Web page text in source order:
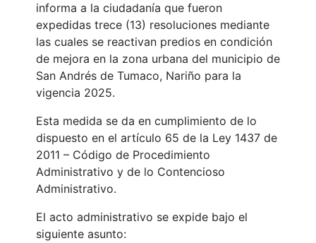
informa a la ciudadanía que fueron
expedidas trece (13) resoluciones mediante
las cuales se reactivan predios en condición
de mejora en la zona urbana del municipio de
San Andrés de Tumaco, Nariño para la
vigencia 2025.
Esta medida se da en cumplimiento de lo
dispuesto en el artículo 65 de la Ley 1437 de
2011 – Código de Procedimiento
Administrativo y de lo Contencioso
Administrativo.
El acto administrativo se expide bajo el
siguiente asunto: